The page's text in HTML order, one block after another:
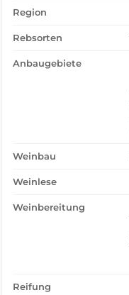
Region
Rebsorten
Anbaugebiete
Weinbau
Weinlese
Weinbereitung
Reifung